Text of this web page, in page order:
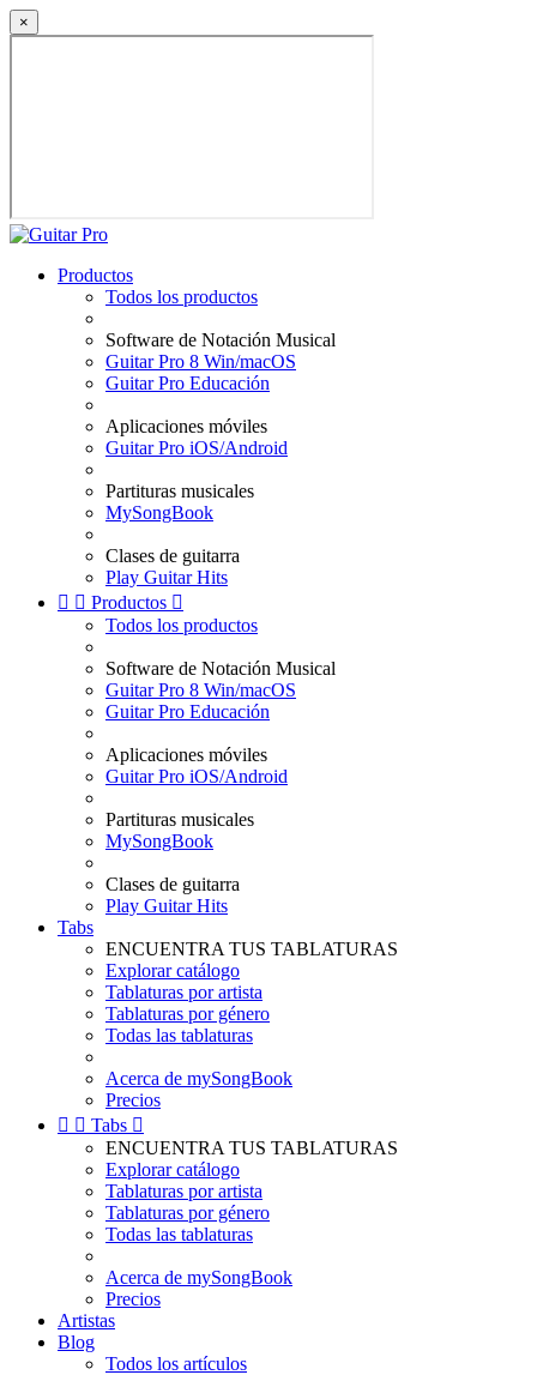
×
Productos
Todos los productos
Software de Notación Musical
Guitar Pro 8 Win/macOS
Guitar Pro Educación
Aplicaciones móviles
Guitar Pro iOS/Android
Partituras musicales
MySongBook
Clases de guitarra
Play Guitar Hits
  Productos 
Todos los productos
Software de Notación Musical
Guitar Pro 8 Win/macOS
Guitar Pro Educación
Aplicaciones móviles
Guitar Pro iOS/Android
Partituras musicales
MySongBook
Clases de guitarra
Play Guitar Hits
Tabs
ENCUENTRA TUS TABLATURAS
Explorar catálogo
Tablaturas por artista
Tablaturas por género
Todas las tablaturas
Acerca de mySongBook
Precios
  Tabs 
ENCUENTRA TUS TABLATURAS
Explorar catálogo
Tablaturas por artista
Tablaturas por género
Todas las tablaturas
Acerca de mySongBook
Precios
Artistas
Blog
Todos los artículos